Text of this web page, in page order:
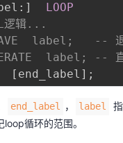
]
LOOP
逻辑...
label;   -- 退出
label; -- 直接
[ end_label ] ;
end_label ， label
循环的范围。